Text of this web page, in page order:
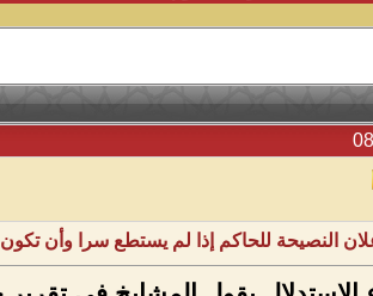
النصيحة للحاكم إذا لم يستطع سرا وأن تكون